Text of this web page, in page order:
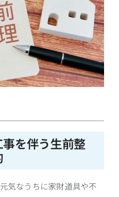
を伴う生前整
気なうちに家財道具や不